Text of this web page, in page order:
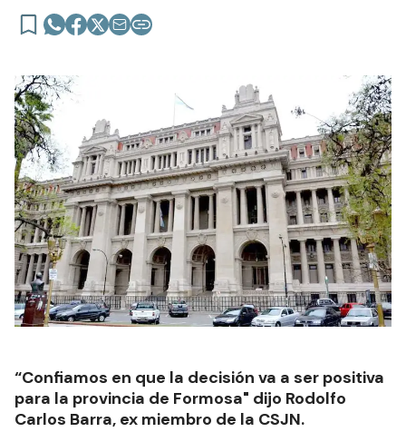
“Confiamos en que la decisión va a ser positiva
para la provincia de Formosa" dijo Rodolfo
Carlos Barra, ex miembro de la CSJN.